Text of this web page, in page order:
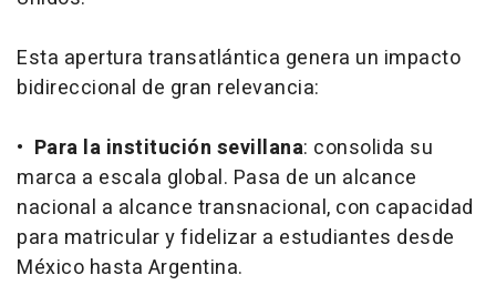
Esta apertura transatlántica genera un impacto
bidireccional de gran relevancia:
• Para la institución sevillana: consolida su
marca a escala global. Pasa de un alcance
nacional a alcance transnacional, con capacidad
para matricular y fidelizar a estudiantes desde
México hasta Argentina.